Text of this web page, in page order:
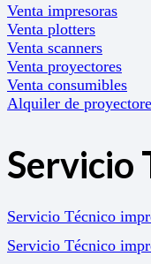
Venta impresoras
Venta plotters
Venta scanners
Venta proyectores
Venta consumibles
Alquiler de
Servicio
Servicio Técnico
Servicio Técnico